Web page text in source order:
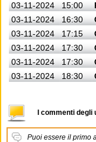
03-11-2024
15:00
03-11-2024
16:30
03-11-2024
17:15
03-11-2024
17:30
03-11-2024
17:30
03-11-2024
18:30
I commenti degli
Puoi essere il primo